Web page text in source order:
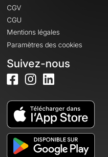
CGV
CGU
Mentions légales
Paramètres des cookies
Suivez-nous